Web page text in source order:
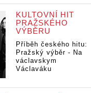
KULTOVNÍ HIT
PRAŽSKÉHO
VÝBĚRU
Příběh českého hitu:
Pražský výběr - Na
václavskym
Václaváku